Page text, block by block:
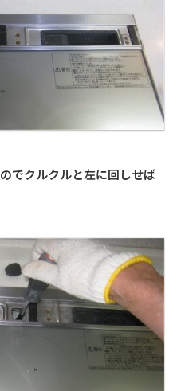
でクルクルと左に回しせば